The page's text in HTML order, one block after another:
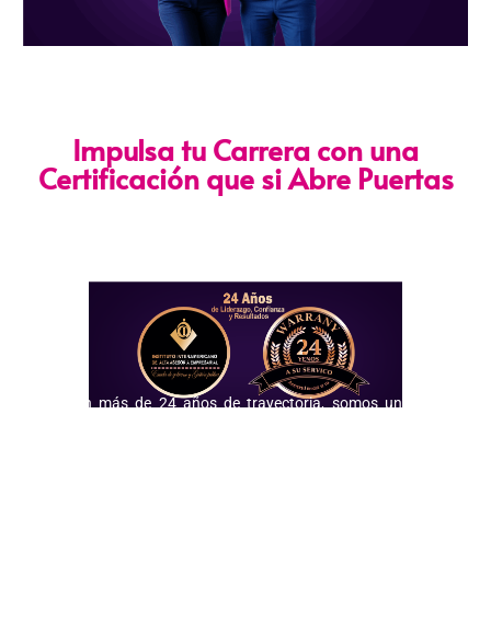
Impulsa tu Carrera con una
Certificación que si Abre Puertas
Con más de 24 años de trayectoria, somos un referente